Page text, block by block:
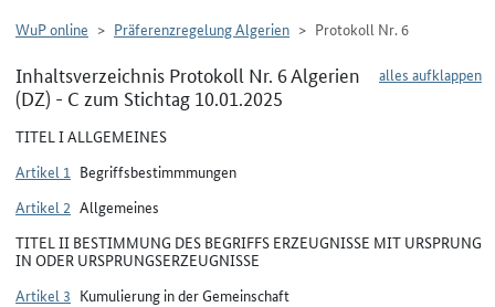
WuP online Präferenzregelung Algerien Protokoll Nr. 6
alles aufklappen
Inhaltsverzeichnis Protokoll Nr. 6 Algerien
(DZ) - C zum Stichtag 10.01.2025
TITEL I ALLGEMEINES
Artikel 1 Begriffsbestimmmungen
Artikel 2 Allgemeines
TITEL II BESTIMMUNG DES BEGRIFFS ERZEUGNISSE MIT URSPRUNG
IN ODER URSPRUNGSERZEUGNISSE
Artikel 3 Kumulierung in der Gemeinschaft